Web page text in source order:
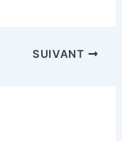
SUIVANT